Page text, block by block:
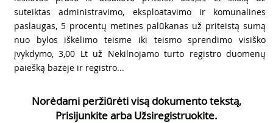
suteiktas administravimo, eksploatavimo ir komunalines
paslaugas, 5 procentų metines palūkanas už priteistą sumą
nuo bylos iškėlimo teisme iki teismo sprendimo visiško
įvykdymo, 3,00 Lt už Nekilnojamo turto registro duomenų
paiešką bazėje ir registro...
Norėdami peržiūrėti visą dokumento tekstą,
Prisijunkite arba Užsiregistruokite.